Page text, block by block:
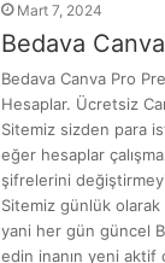
Mart 7, 2024
Bedava
Bedava Canva Pro
Hesaplar. Ücretsiz
Sitemiz sizden para
eğer hesaplar
şifrelerini
Sitemiz günlük olarak
yani her gün güncel
edin inanın yeni aktif